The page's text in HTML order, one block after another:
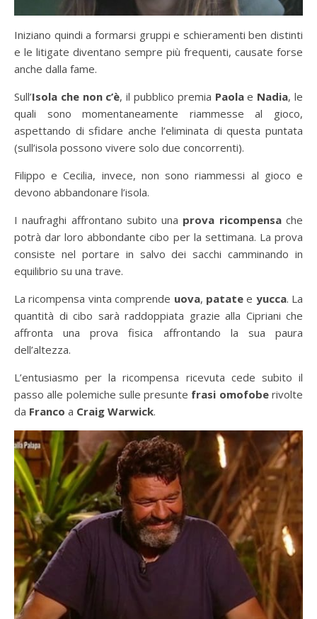
Iniziano quindi a formarsi gruppi e schieramenti ben distinti
e le litigate diventano sempre più frequenti, causate forse
anche dalla fame.
Sull’Isola che non c’è, il pubblico premia Paolae Nadia, le
quali sono momentaneamente riammesse al gioco,
aspettando di sfidare anche l’eliminata di questa puntata
(sull’isola possono vivere solo due concorrenti).
Filippo e Cecilia, invece, non sono riammessi al gioco e
devono abbandonare l’isola.
I naufraghi affrontano subito una prova ricompensache
potrà dar loro abbondante cibo per la settimana. La prova
consiste nel portare in salvo dei sacchi camminando in
equilibrio su una trave.
La ricompensa vinta comprende uova, patatee yucca. La
quantità di cibo sarà raddoppiata grazie alla Cipriani che
affronta una prova fisica affrontando la sua paura
dell’altezza.
L’entusiasmo per la ricompensa ricevuta cede subito il
passo alle polemiche sulle presunte frasi omofoberivolte
da Franco a Craig Warwick.